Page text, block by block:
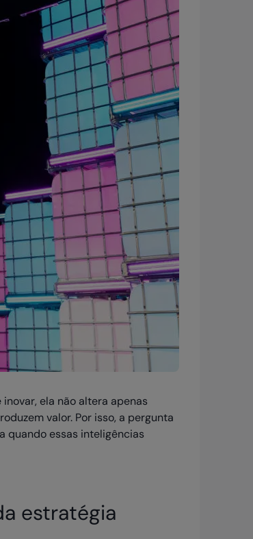
ela não altera apenas
valor. Por isso, a pergunta
quando essas inteligências
estratégia